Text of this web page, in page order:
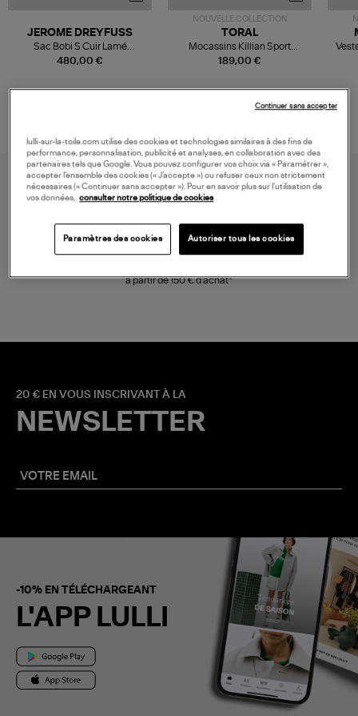
480,00 €
JEROME DREYFUSS
Sac Bobi S Cuir Lamé
Champagne
NOUVELLE COLLECTION
189,00 €
TORAL
Mocassins Killian Sport
Mousse
à partir de 150 € d'achat*
20 € EN VOUS INSCRIVANT À LA
NEWSLETTER
-10% EN TÉLÉCHARGEANT
L'APP LULLI
lulli-sur-la-toile.com utilise des cookies et technologies similaires à des fins de
performance, personnalisation, publicité et analyses, en collaboration avec des
partenaires tels que Google. Vous pouvez configurer vos choix via « Paramétrer »,
accepter l’ensemble des cookies (« J’accepte ») ou refuser ceux non strictement
nécessaires (« Continuer sans accepter »). Pour en savoir plus sur l’utilisation de
vos données, consulter notre politique de cookies
Paramètres des cookies Autoriser tous les cookies
Continuer sans accepter